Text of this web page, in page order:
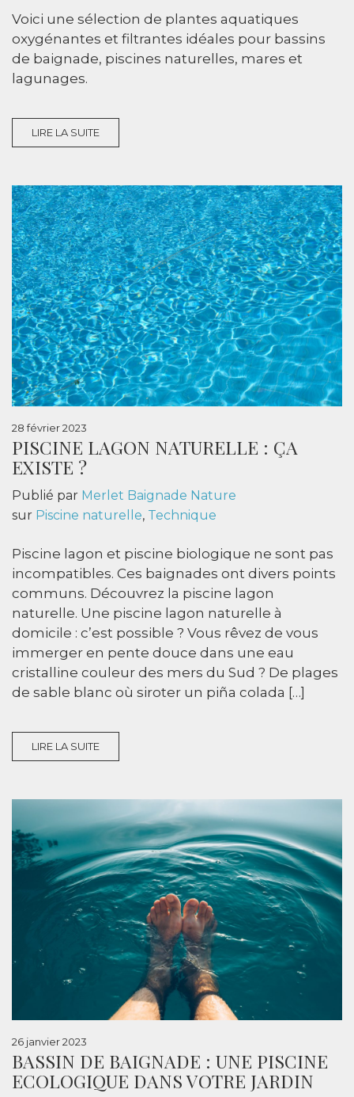
Voici une sélection de plantes aquatiques
oxygénantes et filtrantes idéales pour bassins
de baignade, piscines naturelles, mares et
lagunages.
LIRE LA SUITE
28 février 2023
PISCINE LAGON NATURELLE : ÇA
EXISTE ?
Publié par Merlet Baignade Nature
sur Piscine naturelle, Technique
Piscine lagon et piscine biologique ne sont pas
incompatibles. Ces baignades ont divers points
communs. Découvrez la piscine lagon
naturelle. Une piscine lagon naturelle à
domicile : c’est possible ? Vous rêvez de vous
immerger en pente douce dans une eau
cristalline couleur des mers du Sud ? De plages
de sable blanc où siroter un piña colada […]
LIRE LA SUITE
26 janvier 2023
BASSIN DE BAIGNADE : UNE PISCINE
ECOLOGIQUE DANS VOTRE JARDIN